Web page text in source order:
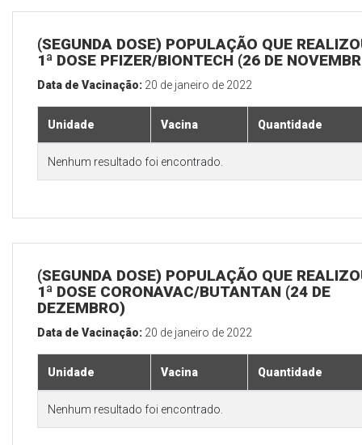
(SEGUNDA DOSE) POPULAÇÃO QUE
1ª DOSE PFIZER/BIONTECH (26 DE
Data de Vacinação: 20 de janeiro de 2022
Unidade Vacina Quantidade
Nenhum resultado foi encontrado.
(SEGUNDA DOSE) POPULAÇÃO QUE
1ª DOSE CORONAVAC/BUTANTAN (24 DE
DEZEMBRO)
Data de Vacinação: 20 de janeiro de 2022
Unidade Vacina Quantidade
Nenhum resultado foi encontrado.